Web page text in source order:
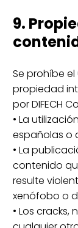
9.
Se prohíbe
propiedad
por DIFECH
• La
españolas o
• La
contenido
resulte
xenófobo o
• Los